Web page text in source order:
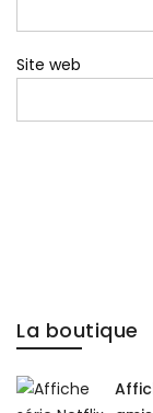
Site web
La boutique